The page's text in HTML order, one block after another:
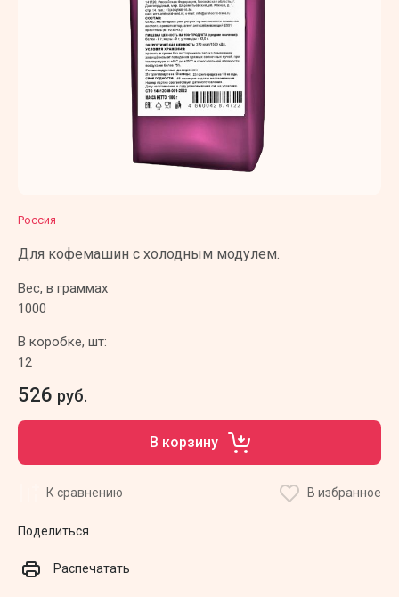
Россия
Для кофемашин с холодным модулем.
Вес, в граммах
1000
В коробке, шт:
12
526 руб.
В корзину
К сравнению В избранное
Поделиться
Распечатать